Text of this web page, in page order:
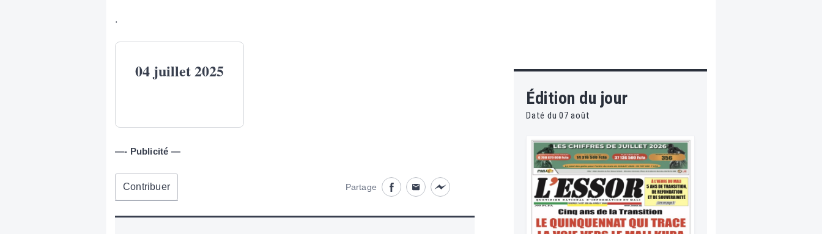
.
04 juillet 2025
—- Publicité —
Contribuer Partage Partage désactivé
Partage désactivé
Partage désactivé
Édition du jour
Daté du 07 août